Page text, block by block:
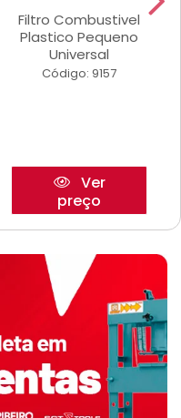
Filtro Combustivel
Plastico Pequeno
Universal
Código: 9157
Ver
preço